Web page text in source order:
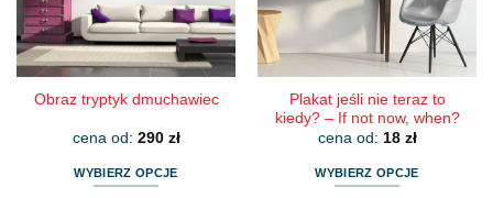
na
stronie
produktu
na
stronie
produktu
Obraz tryptyk dmuchawiec
cena od: 290 zł
WYBIERZ OPCJE
Plakat jeśli nie teraz to
kiedy? – If not now, when?
cena od: 18 zł
WYBIERZ OPCJE